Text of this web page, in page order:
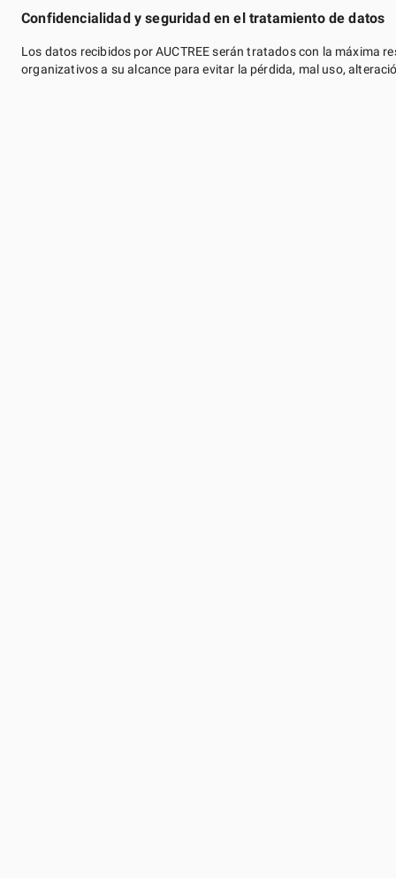
Confidencialidad y seguridad en el tratamiento de datos
Los datos recibidos por AUCTREE serán tratados con la máxima
organizativos a su alcance para evitar la pérdida, mal uso,